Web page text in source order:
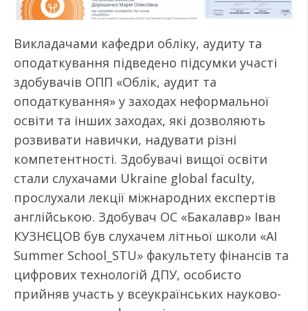
Викладачами кафедри обліку, аудиту та
оподаткування підведено підсумки участі
здобувачів ОПП «Облік, аудит та
оподаткування» у заходах неформальної
освіти та інших заходах, які дозволяють
розвивати навички, надувати різні
компетентності. Здобувачі вищої освіти
стали слухачами Ukraine global faculty,
прослухали лекції міжнародних експертів
англійською. Здобувач ОС «Бакалавр» Іван
КУЗНЄЦОВ був слухачем літньої школи «AI
Summer School_STU» факультету фінансів та
цифрових технологій ДПУ, особисто
прийняв участь у всеукраїнських науково-